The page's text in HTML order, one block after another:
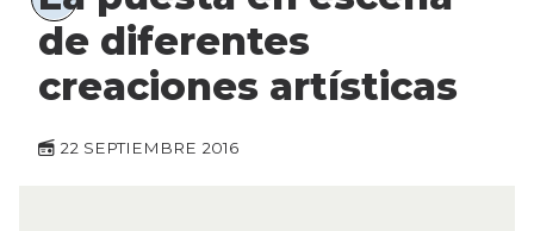
de diferentes
creaciones artísticas
22 SEPTIEMBRE 2016